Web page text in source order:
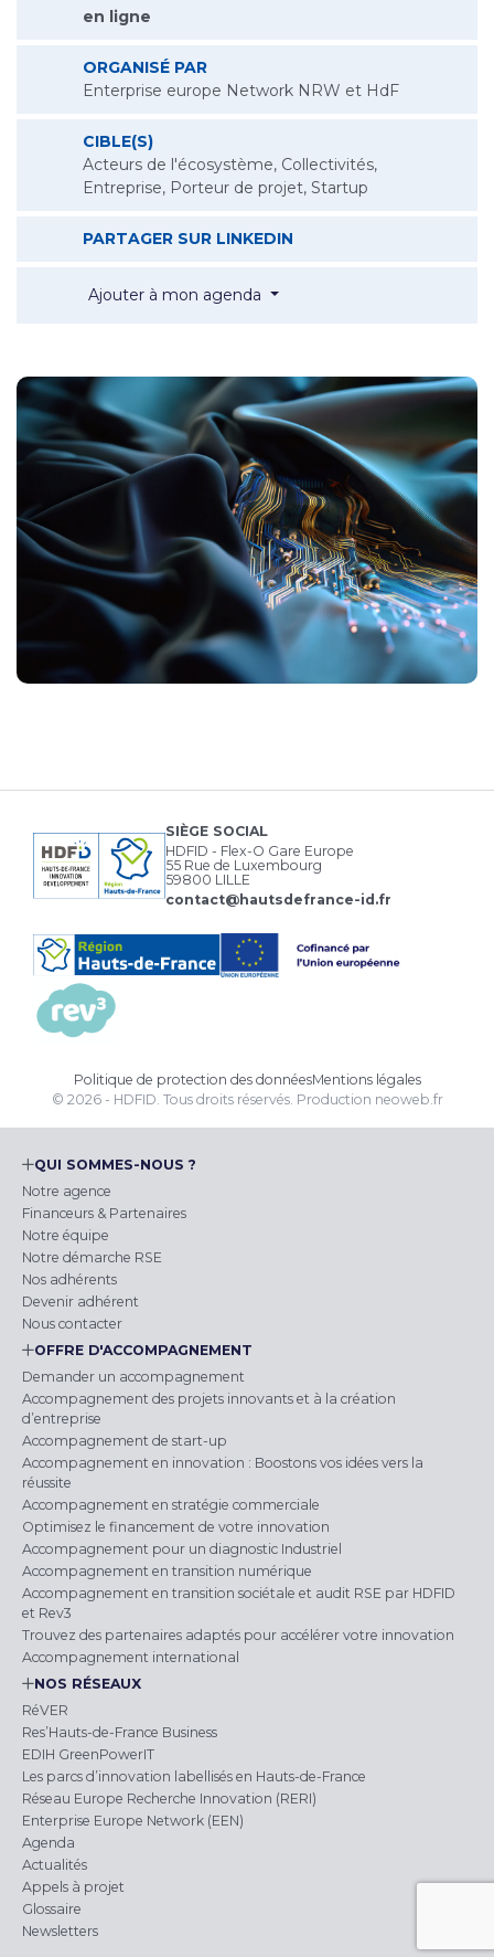
en ligne
ORGANISÉ PAR
Enterprise europe Network NRW et HdF
CIBLE(S)
Acteurs de l'écosystème, Collectivités,
Entreprise, Porteur de projet, Startup
PARTAGER SUR LINKEDIN
Ajouter à mon agenda Webinaire : innovations
SIÈGE SOCIAL
HDFID - Flex-O Gare Europe
55 Rue de Luxembourg
59800 LILLE
contact@hautsdefrance-id.fr
Politique de protection des donnéesMentions légales
© 2026 - HDFID. Tous droits réservés. Production neoweb.fr
QUI SOMMES-NOUS ?
Notre agence
Financeurs & Partenaires
Notre équipe
Notre démarche RSE
Nos adhérents
Devenir adhérent
Nous contacter
OFFRE D'ACCOMPAGNEMENT
Demander un accompagnement
Accompagnement des projets innovants et à la création
d’entreprise
Accompagnement de start-up
Accompagnement en innovation : Boostons vos idées vers la
réussite
Accompagnement en stratégie commerciale
Optimisez le financement de votre innovation
Accompagnement pour un diagnostic Industriel
Accompagnement en transition numérique
Accompagnement en transition sociétale et audit RSE par HDFID
et Rev3
Trouvez des partenaires adaptés pour accélérer votre innovation
Accompagnement international
NOS RÉSEAUX
RéVER
Res’Hauts-de-France Business
EDIH GreenPowerIT
Les parcs d’innovation labellisés en Hauts-de-France
Réseau Europe Recherche Innovation (RERI)
Enterprise Europe Network (EEN)
Agenda
Actualités
Appels à projet
Glossaire
Newsletters